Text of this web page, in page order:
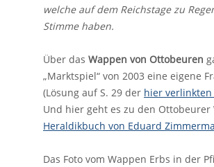
welche auf dem Reichstage zu
Stimme haben.
Über das Wappen von Ottobeuren
„Marktspiel“ von 2003 eine eigene
(Lösung auf S. 29 der hier
Und hier geht es zu den Ottobeurer
Heraldikbuch von Eduard
Das Foto vom Wappen Erbs in der